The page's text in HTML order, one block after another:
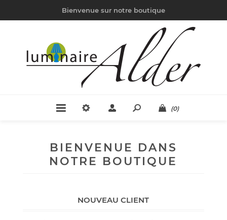
Bienvenue sur notre boutique
(0)
BIENVENUE DANS
NOTRE BOUTIQUE
NOUVEAU CLIENT